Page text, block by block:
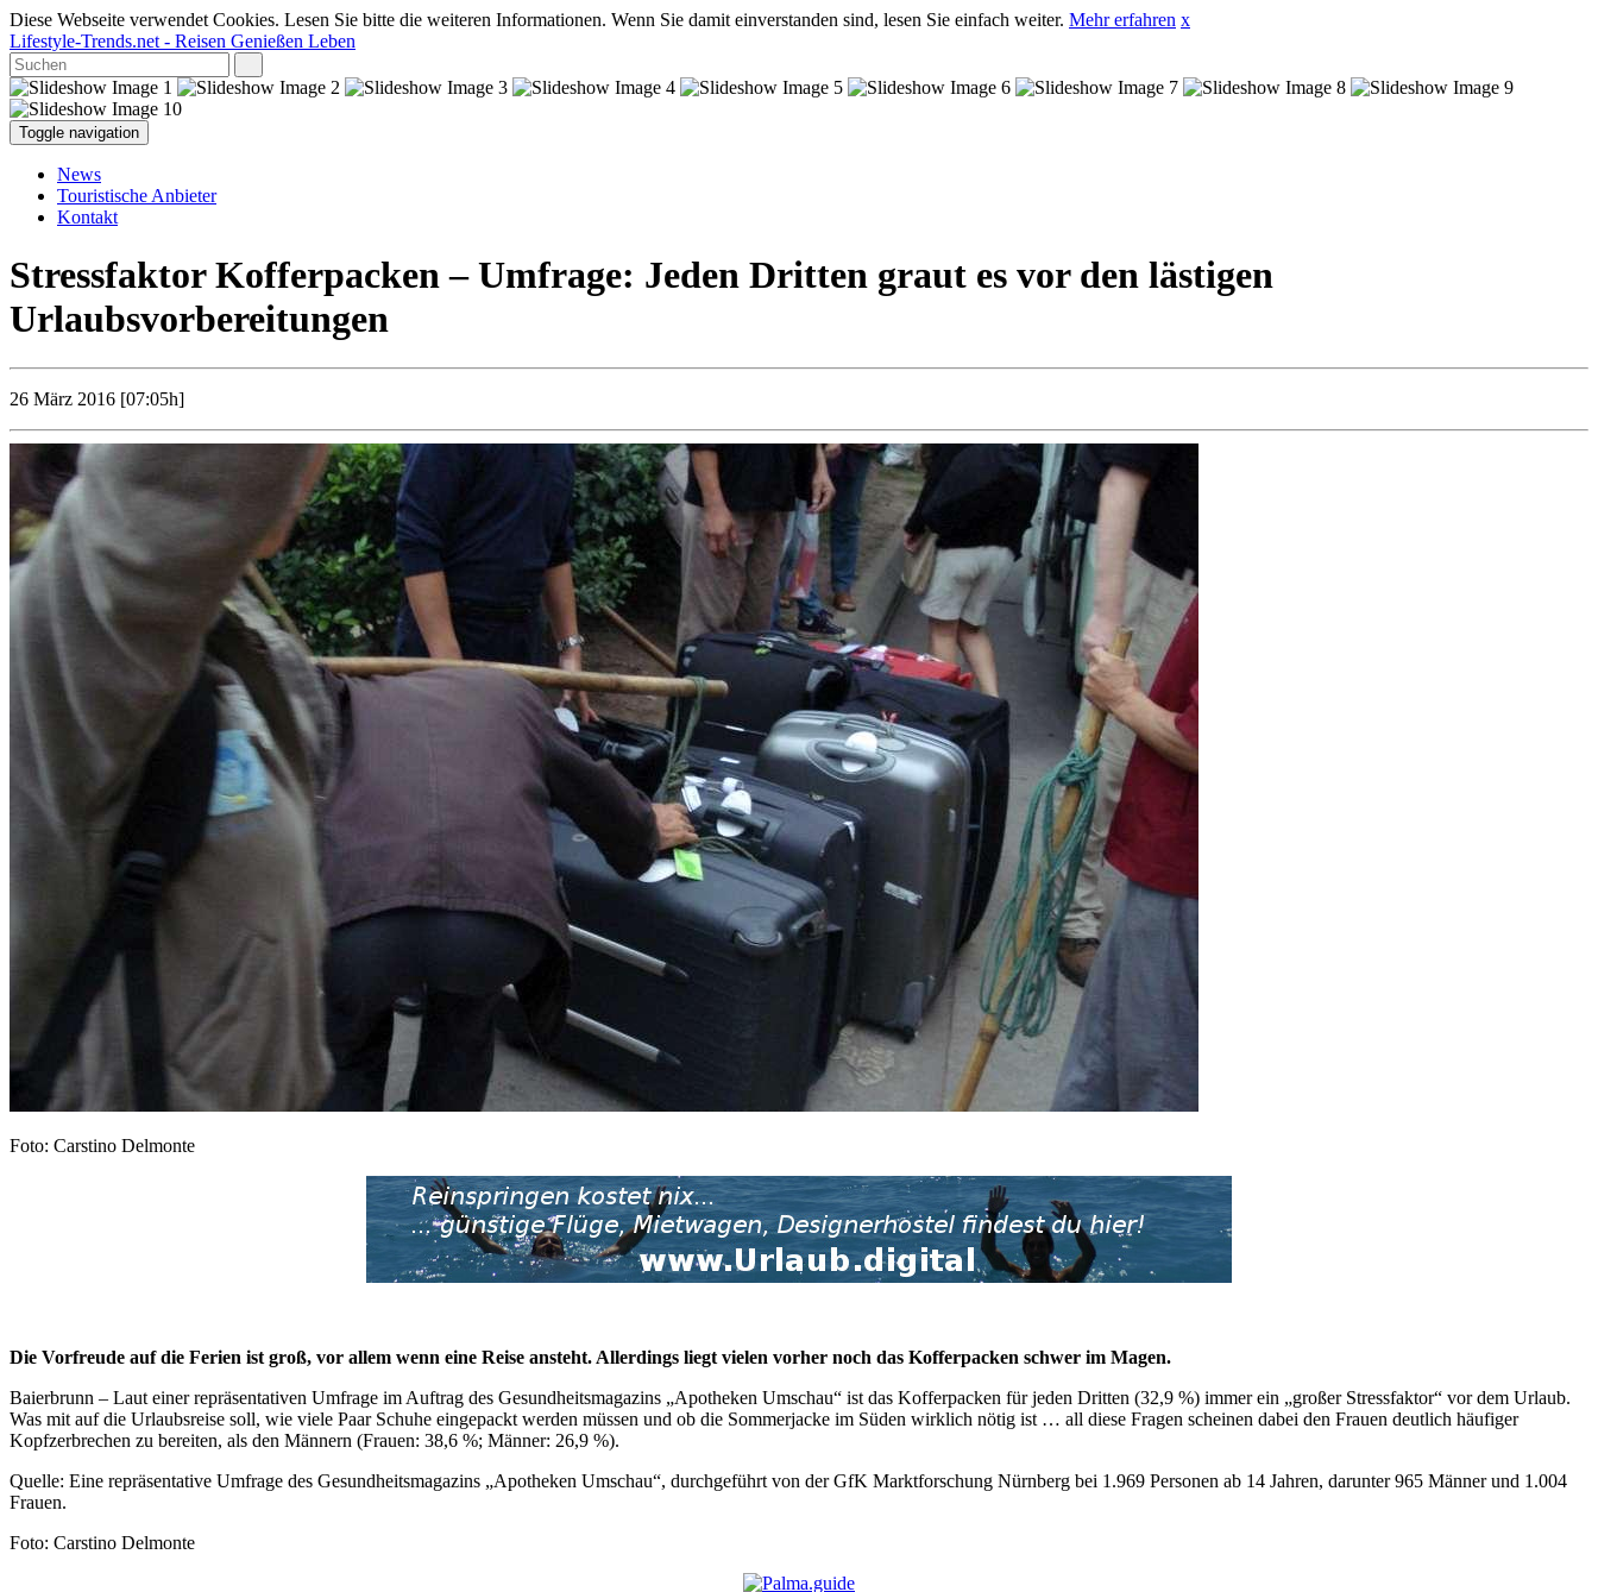
Diese Webseite verwendet Cookies. Lesen Sie bitte die weiteren Informationen. Wenn Sie damit einverstanden sind, lesen Sie einfach weiter. Mehr erfahren x
Lifestyle-Trends.net - Reisen Genießen Leben
Toggle navigation
News
Touristische Anbieter
Kontakt
Stressfaktor Kofferpacken – Umfrage: Jeden Dritten graut es vor den lästigen
Urlaubsvorbereitungen
26 März 2016 [07:05h]
Foto: Carstino Delmonte
Die Vorfreude auf die Ferien ist groß, vor allem wenn eine Reise ansteht. Allerdings liegt vielen vorher noch das Kofferpacken schwer im Magen.
Baierbrunn – Laut einer repräsentativen Umfrage im Auftrag des Gesundheitsmagazins „Apotheken Umschau“ ist das Kofferpacken für jeden Dritten (32,9 %) immer ein „großer Stressfaktor“ vor dem Urlaub.
Was mit auf die Urlaubsreise soll, wie viele Paar Schuhe eingepackt werden müssen und ob die Sommerjacke im Süden wirklich nötig ist … all diese Fragen scheinen dabei den Frauen deutlich häufiger
Kopfzerbrechen zu bereiten, als den Männern (Frauen: 38,6 %; Männer: 26,9 %).
Quelle: Eine repräsentative Umfrage des Gesundheitsmagazins „Apotheken Umschau“, durchgeführt von der GfK Marktforschung Nürnberg bei 1.969 Personen ab 14 Jahren, darunter 965 Männer und 1.004
Frauen.
Foto: Carstino Delmonte